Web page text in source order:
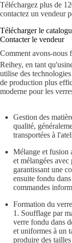
Téléchargez plus de
contactez un vendeur
Télécharger le
Contacter le vendeur
Comment avons-nous
Reihey, en tant
utilise des
de production plus
moderne pour les
Gestion des
qualité,
transportées à
Mélange et fusion
et mélangées
garantissant une
ensuite fondu
commandes
Formation du
1. Soufflage par
verre fondu dans
et uniformes à un
produire des